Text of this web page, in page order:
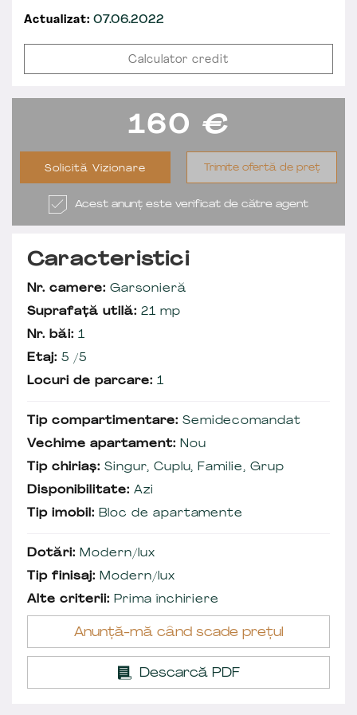
Actualizat: 07.06.2022
Calculator credit
160 €
Solicită Vizionare Trimite ofertă de preț
Acest anunț este verificat de către agent
Caracteristici
Nr. camere: Garsonieră
Suprafață utilă: 21 mp
Nr. băi: 1
Etaj: 5 /5
Locuri de parcare: 1
Tip compartimentare: Semidecomandat
Vechime apartament: Nou
Tip chiriaș: Singur, Cuplu, Familie, Grup
Disponibilitate: Azi
Tip imobil: Bloc de apartamente
Dotări: Modern/lux
Tip finisaj: Modern/lux
Alte criterii: Prima închiriere
Anunță-mă când scade prețul
Descarcă PDF